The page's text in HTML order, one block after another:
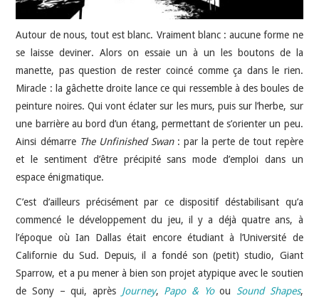
SOMMAIRE
A PROPOS
Autour de nous, tout est blanc. Vraiment blanc : aucune forme ne
se laisse deviner. Alors on essaie un à un les boutons de la
manette, pas question de rester coincé comme ça dans le rien.
Miracle : la gâchette droite lance ce qui ressemble à des boules de
peinture noires. Qui vont éclater sur les murs, puis sur l’herbe, sur
une barrière au bord d’un étang, permettant de s’orienter un peu.
Ainsi démarre The Unfinished Swan: par la perte de tout repère
et le sentiment d’être précipité sans mode d’emploi dans un
espace énigmatique.
C’est d’ailleurs précisément par ce dispositif déstabilisant qu’a
commencé le développement du jeu, il y a déjà quatre ans, à
l’époque où Ian Dallas était encore étudiant à l’Université de
Californie du Sud. Depuis, il a fondé son (petit) studio, Giant
Sparrow, et a pu mener à bien son projet atypique avec le soutien
de Sony – qui, après Journey, Papo & Yoou Sound Shapes,